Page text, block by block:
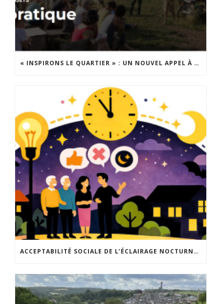
« INSPIRONS LE QUARTIER » : UN NOUVEL APPEL À PROJETS EST LANCÉ !
ACCEPTABILITÉ SOCIALE DE L’ÉCLAIRAGE NOCTURNE : LE REPLAY EST DISPONIBLE